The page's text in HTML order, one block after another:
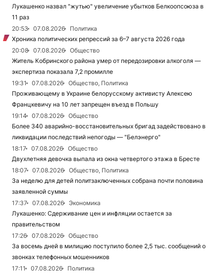
Лукашенко назвал "жутью" увеличение убытков Белкоопсоюза в
11 раз
20:53
07.08.2026
Политика
Хроника политических репрессий за 6–7 августа 2026 года
20:08
07.08.2026
Общество
Житель Кобринского района умер от передозировки алкоголя —
экспертиза показала 7,2 промилле
19:31
07.08.2026
Общество, Политика
Проживающему в Украине белорусскому активисту Алексею
Францкевичу на 10 лет запрещен въезд в Польшу
19:14
07.08.2026
Общество
Более 340 аварийно-восстановительных бригад задействовано в
ликвидации последствий непогоды — "Белэнерго"
18:17
07.08.2026
Общество
Двухлетняя девочка выпала из окна четвертого этажа в Бресте
18:07
07.08.2026
Общество, Политика
За неделю для детей политзаключенных собрана почти половина
заявленной суммы
17:37
07.08.2026
Экономика
Лукашенко: Сдерживание цен и инфляции остается за
правительством
17:26
07.08.2026
Общество
За восемь дней в милицию поступило более 2,5 тыс. сообщений о
звонках телефонных мошенников
17:11
07.08.2026
Политика